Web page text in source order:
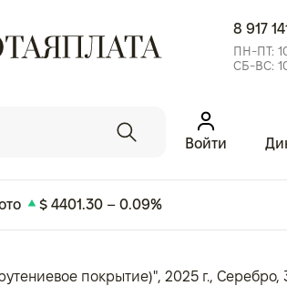
8 917
ПН-ПТ:
СБ-ВС:
Войти
$ 4401.30 – 0.09%
покрытие)", 2025 г., Серебро,